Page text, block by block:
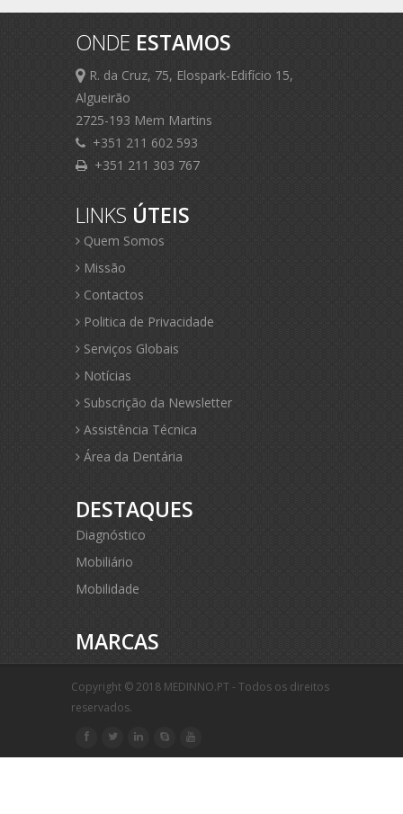
ONDE ESTAMOS
R. da Cruz, 75, Elospark-Edifício 15,
Algueirão
2725-193 Mem Martins
+351 211 602 593
+351 211 303 767
LINKS ÚTEIS
Quem Somos
Missão
Contactos
Politica de Privacidade
Serviços Globais
Notícias
Subscrição da Newsletter
Assistência Técnica
Área da Dentária
DESTAQUES
Diagnóstico
Mobiliário
Mobilidade
MARCAS
Copyright © 2018 MEDINNO.PT - Todos os direitos
reservados.